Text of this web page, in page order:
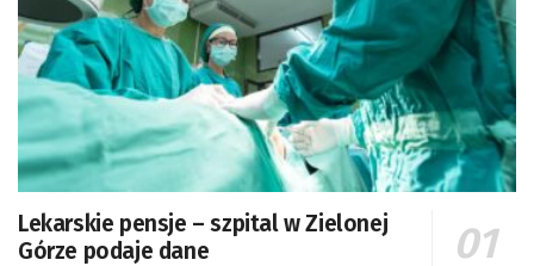
Lekarskie pensje – szpital w Zielonej
Górze podaje dane